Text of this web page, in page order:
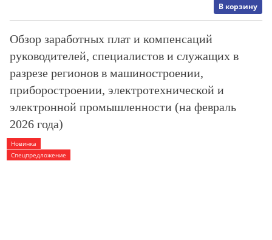
В корзину
Обзор заработных плат и компенсаций
руководителей, специалистов и служащих в
разрезе регионов в машиностроении,
приборостроении, электротехнической и
электронной промышленности (на февраль
2026 года)
Новинка
Спецпредложение